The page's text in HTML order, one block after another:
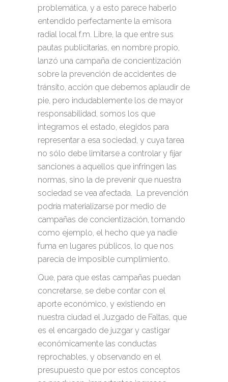
problemática, y a esto parece haberlo
entendido perfectamente la emisora
radial local f.m. Libre, la que entre sus
pautas publicitarias, en nombre propio,
lanzó una campaña de concientización
sobre la prevención de accidentes de
tránsito, acción que debemos aplaudir de
pie, pero indudablemente los de mayor
responsabilidad, somos los que
integramos el estado, elegidos para
representar a esa sociedad, y cuya tarea
no sólo debe limitarse a controlar y fijar
sanciones a aquellos que infringen las
normas, sino la de prevenir que nuestra
sociedad se vea afectada. La prevención
podría materializarse por medio de
campañas de concientización, tomando
como ejemplo, el hecho que ya nadie
fuma en lugares públicos, lo que nos
parecía de imposible cumplimiento.
Que, para que estas campañas puedan
concretarse, se debe contar con el
aporte económico, y existiendo en
nuestra ciudad el Juzgado de Faltas, que
es el encargado de juzgar y castigar
económicamente las conductas
reprochables, y observando en el
presupuesto que por estos conceptos